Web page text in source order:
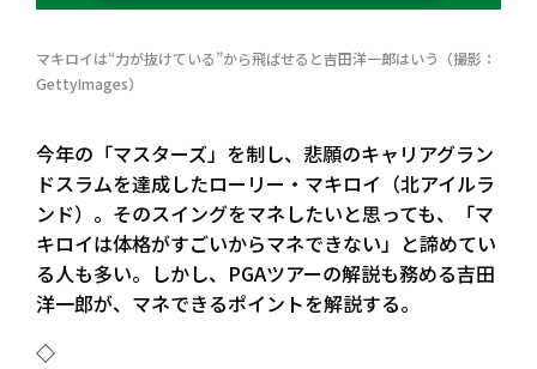
マキロイは“力が抜けている”から飛ばせると吉田洋一郎はいう（撮影：
GettyImages）
今年の「マスターズ」を制し、悲願のキャリアグラン
ドスラムを達成したローリー・マキロイ（北アイルラ
ンド）。そのスイングをマネしたいと思っても、「マ
キロイは体格がすごいからマネできない」と諦めてい
る人も多い。しかし、PGAツアーの解説も務める吉田
洋一郎が、マネできるポイントを解説する。
◇